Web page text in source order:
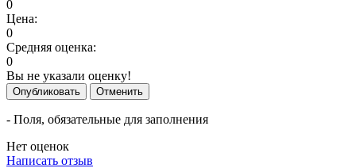
0
Цена:
0
Средняя оценка:
0
Вы не указали оценку!
Опубликовать Отменить
- Поля, обязательные для заполнения
Нет оценок
Написать отзыв